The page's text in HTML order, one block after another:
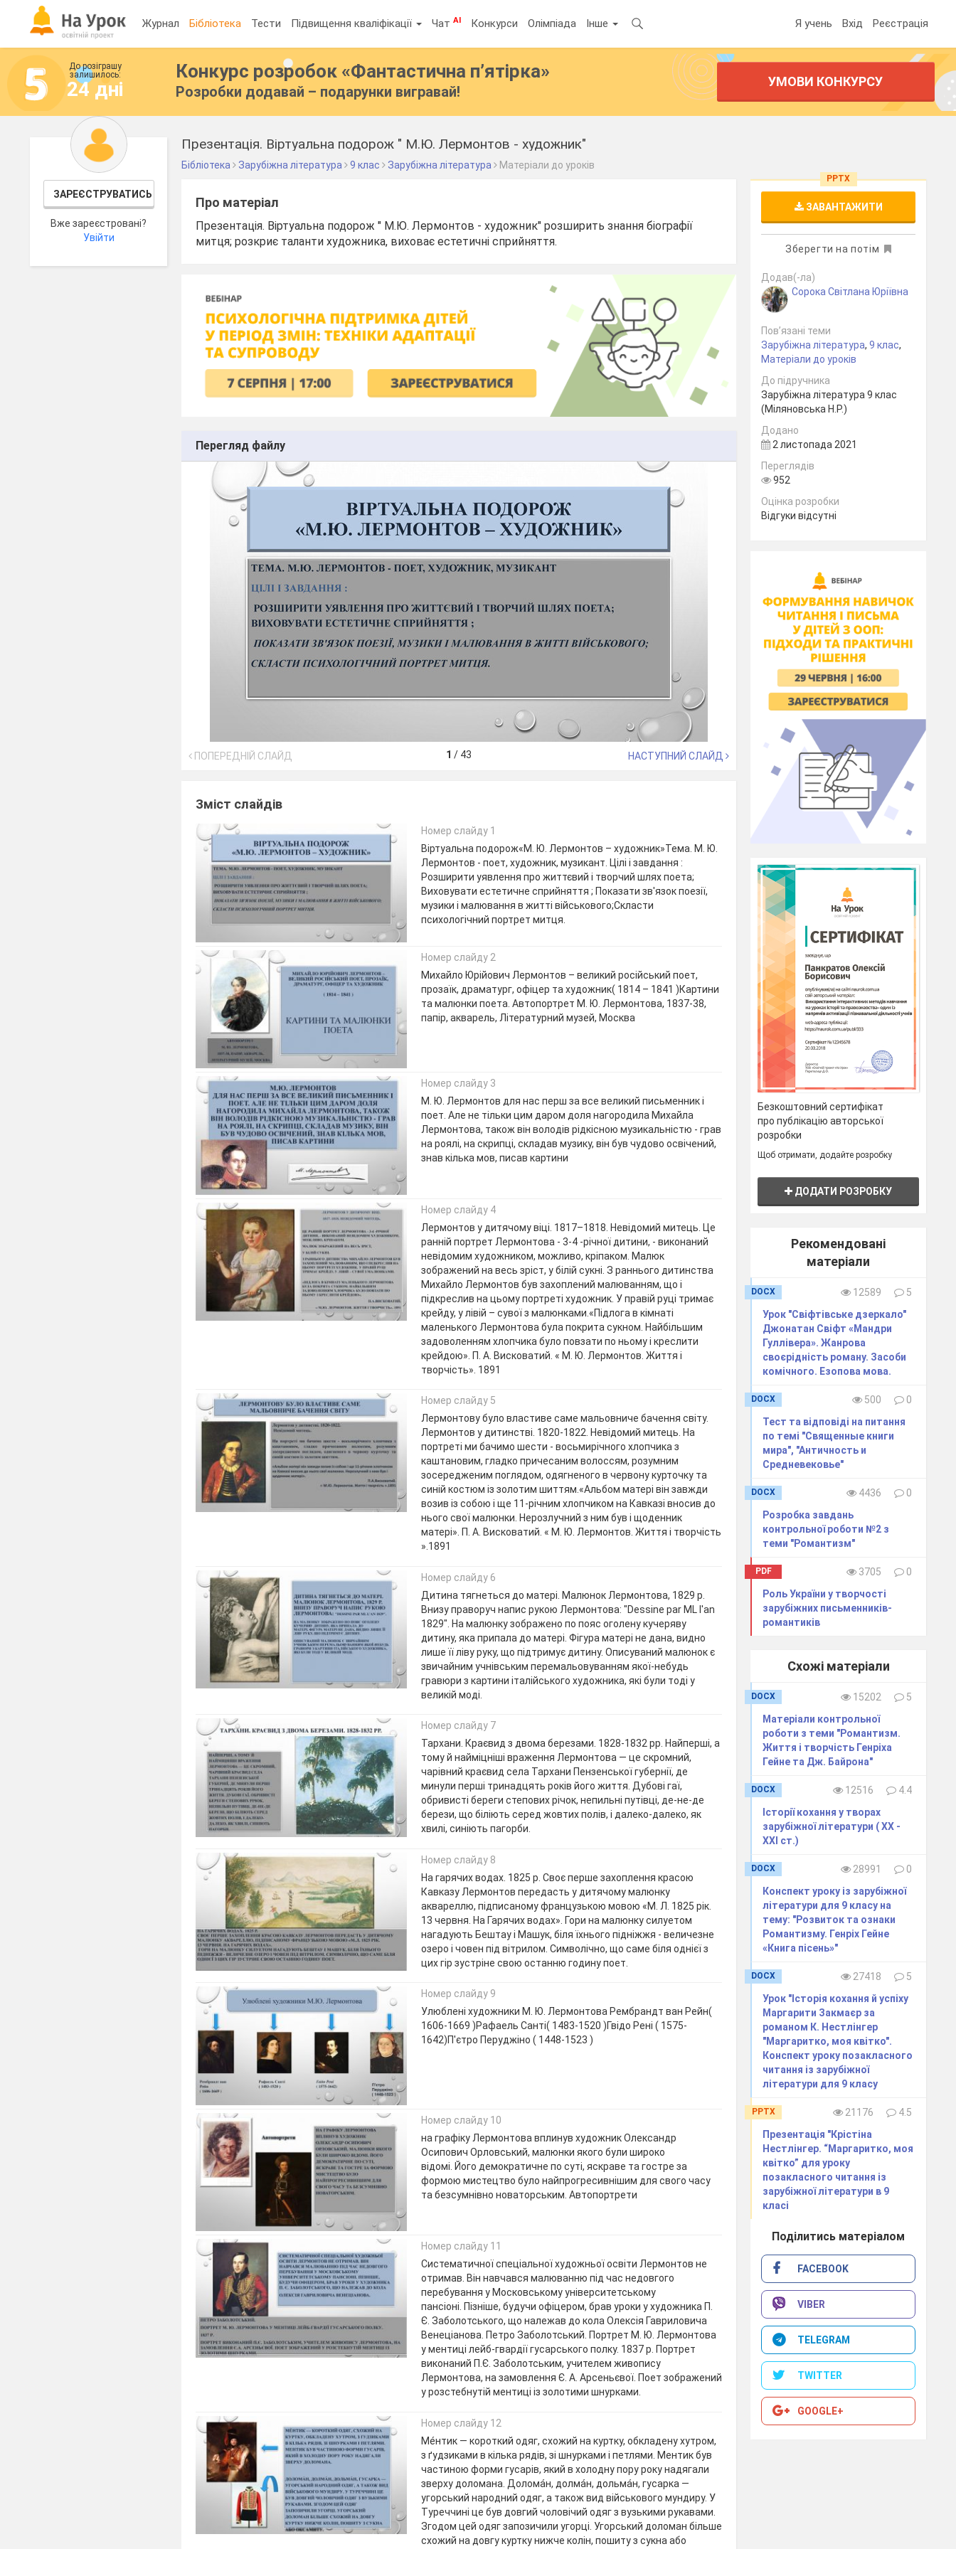
Журнал Бібліотека Тести Підвищення кваліфікації ЧатAI Конкурси Олімпіада Інше Я учень Вхід Реєстрація
До розіграшу
залишилось:
24 дні
Конкурс розробок «Фантастична п’ятірка»
Розробки додавай – подарунки вигравай!
УМОВИ КОНКУРСУ
ЗАРЕЄСТРУВАТИСЬ
Вже зареєстровані?
Увійти
Презентація. Віртуальна подорож " М.Ю. Лермонтов - художник"
Бібліотека Зарубіжна література 9 клас Зарубіжна література Матеріали до уроків
Про матеріал
Презентація. Віртуальна подорож " М.Ю. Лермонтов - художник" розширить знання біографії
митця; розкриє таланти художника, виховає естетичні сприйняття.
Перегляд файлу
ПОПЕРЕДНІЙ СЛАЙД 1 / 43 НАСТУПНИЙ СЛАЙД
Зміст слайдів
Номер слайду 1
Віртуальна подорож«М. Ю. Лермонтов – художник»Тема. М. Ю.
Лермонтов - поет, художник, музикант. Цілі і завдання :
Розширити уявлення про життєвий і творчий шлях поета;
Виховувати естетичне сприйняття ; Показати зв'язок поезії,
музики і малювання в житті військового;Скласти
психологічний портрет митця.
Номер слайду 2
Михайло Юрійович Лермонтов – великий російський поет,
прозаїк, драматург, офіцер та художник( 1814 – 1841 )Картини
та малюнки поета. Автопортрет М. Ю. Лермонтова, 1837-38,
папір, акварель, Літературний музей, Москва
Номер слайду 3
М. Ю. Лермонтов для нас перш за все великий письменник і
поет. Але не тільки цим даром доля нагородила Михайла
Лермонтова, також він володів рідкісною музикальністю - грав
на роялі, на скрипці, складав музику, він був чудово освічений,
знав кілька мов, писав картини
Номер слайду 4
Лермонтов у дитячому віці. 1817–1818. Невідомий митець. Це
ранній портрет Лермонтова - 3-4 -річної дитини, - виконаний
невідомим художником, можливо, кріпаком. Малюк
зображений на весь зріст, у білій сукні. З раннього дитинства
Михайло Лермонтов був захоплений малюванням, що і
підкреслив на цьому портреті художник. У правій руці тримає
крейду, у лівій – сувої з малюнками.«Підлога в кімнаті
маленького Лермонтова була покрита сукном. Найбільшим
задоволенням хлопчика було повзати по ньому і креслити
крейдою». П. А. Висковатий. « М. Ю. Лермонтов. Життя і
творчість». 1891
Номер слайду 5
Лермонтову було властиве саме мальовниче бачення світу.
Лермонтов у дитинстві. 1820-1822. Невідомий митець. На
портреті ми бачимо шести - восьмирічного хлопчика з
каштановим, гладко причесаним волоссям, розумним
зосередженим поглядом, одягненого в червону курточку та
синій костюм із золотим шиттям.«Альбом матері він завжди
возив із собою і ще 11-річним хлопчиком на Кавказі вносив до
нього свої малюнки. Нерозлучний з ним був і щоденник
матері». П. А. Висковатий. « М. Ю. Лермонтов. Життя і творчість
».1891
Номер слайду 6
Дитина тягнеться до матері. Малюнок Лермонтова, 1829 р.
Внизу праворуч напис рукою Лермонтова: "Dessine par ML l'an
1829". На малюнку зображено по пояс оголену кучеряву
дитину, яка припала до матері. Фігура матері не дана, видно
лише її ліву руку, що підтримує дитину. Описуваний малюнок є
звичайним учнівським перемальовуванням якої-небудь
гравюри з картини італійського художника, які були тоді у
великій моді.
Номер слайду 7
Тархани. Краєвид з двома березами. 1828-1832 рр. Найперші, а
тому й найміцніші враження Лермонтова — це скромний,
чарівний краєвид села Тархани Пензенської губернії, де
минули перші тринадцять років його життя. Дубові гаї,
обривисті береги степових річок, непильні путівці, де-не-де
берези, що біліють серед жовтих полів, і далеко-далеко, як
хвилі, синіють пагорби.
Номер слайду 8
На гарячих водах. 1825 р. Своє перше захоплення красою
Кавказу Лермонтов передасть у дитячому малюнку
аквареллю, підписаному французькою мовою «М. Л. 1825 рік.
13 червня. На Гарячих водах». Гори на малюнку силуетом
нагадують Бештау і Машук, біля їхнього підніжжя - величезне
озеро і човен під вітрилом. Символічно, що саме біля однієї з
цих гір зустріне свою останню годину поет.
Номер слайду 9
Улюблені художники М. Ю. Лермонтова Рембрандт ван Рейн(
1606-1669 )Рафаель Санті( 1483-1520 )Гвідо Рені ( 1575-
1642)П'єтро Перуджіно ( 1448-1523 )
Номер слайду 10
на графіку Лермонтова вплинув художник Олександр
Осипович Орловський, малюнки якого були широко
відомі. Його демократичне по суті, яскраве та гостре за
формою мистецтво було найпрогресивнішим для свого часу
та безсумнівно новаторським. Автопортрети
Номер слайду 11
Систематичної спеціальної художньої освіти Лермонтов не
отримав. Він навчався малюванню під час недовгого
перебування у Московському університетському
пансіоні. Пізніше, будучи офіцером, брав уроки у художника П.
Є. Заболотського, що належав до кола Олексія Гавриловича
Венеціанова. Петро Заболотський. Портрет М. Ю. Лермонтова
у ментиці лейб-гвардії гусарського полку. 1837 р. Портрет
виконаний П.Є. Заболотським, учителем живопису
Лермонтова, на замовлення Є. А. Арсеньєвої. Поет зображений
у розстебнутій ментиці із золотими шнурками.
Номер слайду 12
Ме́нтик — короткий одяг, схожий на куртку, обкладену хутром,
з ґудзиками в кілька рядів, зі шнурками і петлями. Ментик був
частиною форми гусарів, який в холодну пору року надягали
зверху доломана. Долома́н, долма́н, дольма́н, гусарка —
угорський народний одяг, а також вид військового мундиру. У
Туреччині це був довгий чоловічий одяг з вузькими рукавами.
Згодом цей одяг запозичили угорці. Угорський доломан більше
схожий на довгу куртку нижче колін, пошиту з сукна або
PPTX
ЗАВАНТАЖИТИ
Зберегти на потім
Додав(-ла)
Сорока Світлана Юріївна
Пов’язані теми
Зарубіжна література,9 клас,
Матеріали до уроків
До підручника
Зарубіжна література 9 клас
(Міляновська Н.Р.)
Додано
2 листопада 2021
Переглядів
952
Оцінка розробки
Відгуки відсутні
Безкоштовний сертифікат
про публікацію авторської
розробки
Щоб отримати, додайте розробку
ДОДАТИ РОЗРОБКУ
Рекомендовані
матеріали
DOCX 12589
5
Урок "Свіфтівське дзеркало"
Джонатан Свіфт «Мандри
Гуллівера». Жанрова
своєрідність роману. Засоби
комічного. Езопова мова.
DOCX 500
0
Тест та відповіді на питання
по темі "Священные книги
мира", "Античность и
Средневековье"
DOCX 4436
0
Розробка завдань
контрольної роботи №2 з
теми "Романтизм"
PDF 3705
0
Роль України у творчості
зарубіжних письменників-
романтиків
Схожі матеріали
DOCX 15202
5
Матеріали контрольної
роботи з теми "Романтизм.
Життя і творчість Генріха
Гейне та Дж. Байрона"
DOCX 12516
4.4
Історії кохання у творах
зарубіжної літератури ( ХХ -
ХХІ ст.)
DOCX 28991
0
Конспект уроку із зарубіжної
літератури для 9 класу на
тему: "Розвиток та ознаки
Романтизму. Генріх Гейне
«Книга пісень»"
DOCX 27418
5
Урок "Історія кохання й успіху
Маргарити Закмаєр за
романом К. Нестлінгер
"Маргаритко, моя квітко".
Конспект уроку позакласного
читання із зарубіжної
літератури для 9 класу
PPTX 21176
4.5
Презентація "Крістіна
Нестлінгер. “Маргаритко, моя
квітко” для уроку
позакласного читання із
зарубіжної літератури в 9
класі
Поділитись матеріалом
FACEBOOK
VIBER
TELEGRAM
TWITTER
GOOGLE+